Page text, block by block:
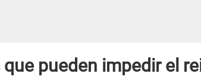
pueden impedir el